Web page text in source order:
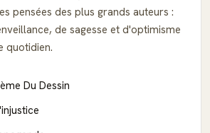
pensées des plus grands auteurs :
de sagesse et d'optimisme
quotidien.
Du Dessin